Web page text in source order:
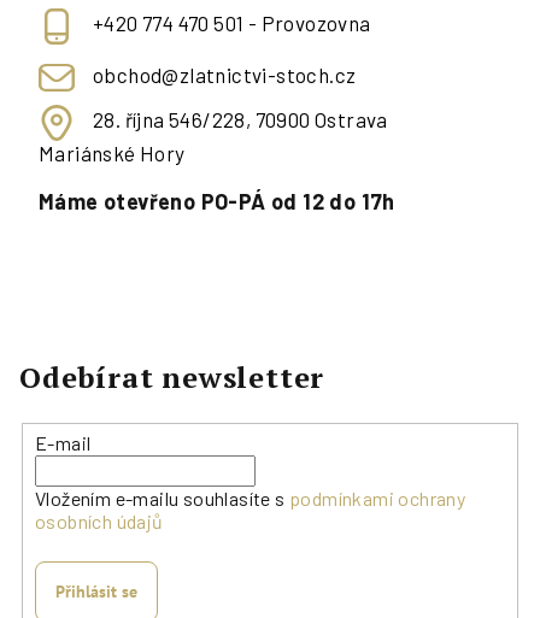
+420 774 470 501 - Provozovna
obchod@zlatnictvi-stoch.cz
28. října 546/228, 70900 Ostrava
Mariánské Hory
Máme otevřeno PO-PÁ od 12 do 17h
Odebírat newsletter
E-mail
Vložením e-mailu souhlasíte s podmínkami ochrany
osobních údajů
Přihlásit se